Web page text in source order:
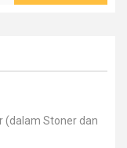
(dalam Stoner dan